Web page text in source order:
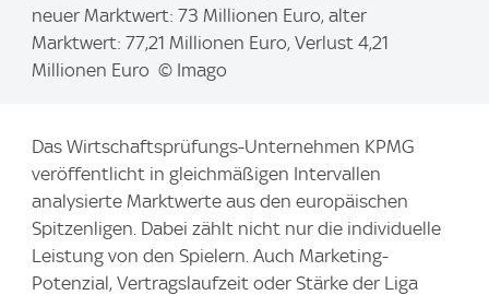
mneuer Marktwert: 73 Millionen Euro, alter
Marktwert: 77,21 Millionen Euro, Verlust 4,21
Millionen Euro © Imago
Das Wirtschaftsprüfungs-Unternehmen KPMG
veröffentlicht in gleichmäßigen Intervallen
analysierte Marktwerte aus den europäischen
Spitzenligen. Dabei zählt nicht nur die individuelle
Leistung von den Spielern. Auch Marketing-
Potenzial, Vertragslaufzeit oder Stärke der Liga